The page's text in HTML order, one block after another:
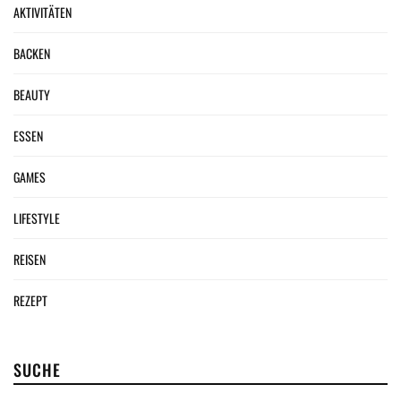
AKTIVITÄTEN
BACKEN
BEAUTY
ESSEN
GAMES
LIFESTYLE
REISEN
REZEPT
SUCHE